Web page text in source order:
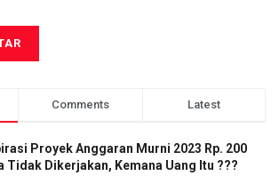
Comments Latest
Proyek Anggaran Murni 2023 Rp. 200
Tidak Dikerjakan, Kemana Uang Itu ???